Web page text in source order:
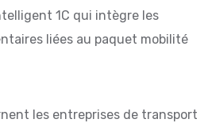
1C qui intègre les
liées au paquet mobilité
les entreprises de transport